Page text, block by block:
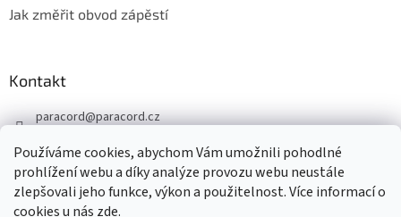
Používáme cookies, abychom Vám umožnili pohodlné
prohlížení webu a díky analýze provozu webu neustále
zlepšovali jeho funkce, výkon a použitelnost. Více informací o
cookies u nás zde.
Jak změřit obvod zápěstí
Kontakt
paracord@paracord.cz
+420 603 230 467
Sledujte nás také na facebooku
paracord.cz